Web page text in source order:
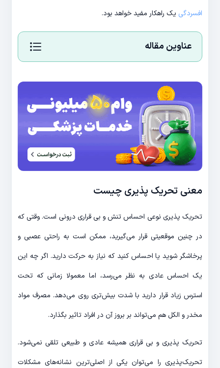
افسردگی یک راهکار مفید خواهد بود.
عناوین مقاله
معنی تحریک پذیری چیست
تحریک پذیری نوعی احساس تنش و بی قراری درونی است. وقتی که
در چنین موقعیتی قرار می‌گیرید، ممکن است به راحتی عصبی و
پرخاشگر شوید یا احساس کنید که نیاز به حرکت دارید. اگر چه این
یک احساس عادی به نظر می‌رسد، اما معمولا زمانی که تحت
استرس زیاد قرار دارید با شدت بیش‌تری روی می‌دهد. مصرف مواد
مخدر و الکل هم می‌تواند بر بروز آن در افراد تاثیر بگذارد.
تحریک پذیری و بی قراری همیشه عادی و طبیعی تلقی نمی‌شود.
تحریک‌پذیری را می‌توان یکی از اصلی‌ترین نشانه‌های مشکلات